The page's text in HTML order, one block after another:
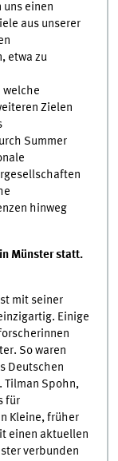
einen
aus unserer
etwa zu
welche
Zielen
Summer
hinweg
Münster statt.
mit seiner
Einige
So waren
Deutschen
Tilman Spohn,
für
Kleine, früher
einen aktuellen
verbunden